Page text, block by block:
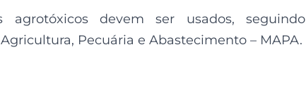
devem ser usados, seguindo
Pecuária e Abastecimento – MAPA.